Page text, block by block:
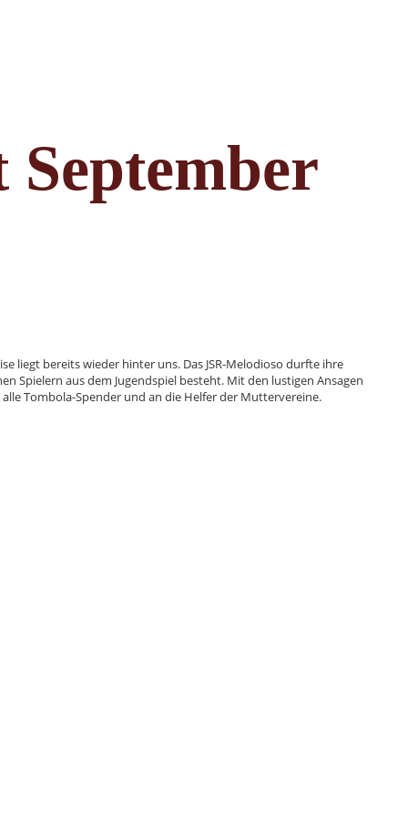
liegt bereits wieder hinter uns. Das JSR-Melodioso durfte ihre
Spielern aus dem Jugendspiel besteht. Mit den lustigen Ansagen
Tombola-Spender und an die Helfer der Muttervereine.